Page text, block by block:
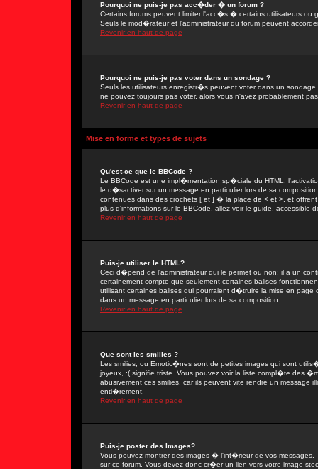
Pourquoi ne puis-je pas acc�der � un forum ?
Certains forums peuvent limiter l'acc�s � certains utilisateurs ou
Seuls le mod�rateur et l'administrateur du forum peuvent
Revenir en haut de page
Pourquoi ne puis-je pas voter dans un sondage ?
Seuls les utilisateurs enregistr�s peuvent voter dans un
ne pouvez toujours pas voter, alors vous n'avez probablement
Revenir en haut de page
Mise en forme et types de sujets
Qu'est-ce que le BBCode ?
Le BBCode est une impl�mentation sp�ciale du HTML;
le d�sactiver sur un message en particulier lors de sa
contenues dans des crochets [ et ] � la place de < et >, et
plus d'informations sur le BBCode, allez voir le guide, accessible
Revenir en haut de page
Puis-je utiliser le HTML?
Ceci d�pend de l'administrateur qui le permet ou non; il a un
certainement compte que seulement certaines balises
utilisant certaines balises qui pourraient d�truire la mise en
dans un message en particulier lors de sa composition.
Revenir en haut de page
Que sont les smilies ?
Les smilies, ou Emotic�nes sont de petites images qui sont
joyeux, :( signifie triste. Vous pouvez voir la liste compl�te des
abusivement ces smilies, car ils peuvent vite rendre un
enti�rement.
Revenir en haut de page
Puis-je poster des Images?
Vous pouvez montrer des images � l'int�rieur de vos messages.
sur ce forum. Vous devez donc cr�er un lien vers votre image